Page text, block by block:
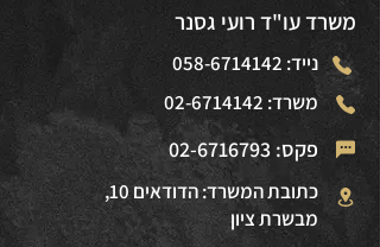
משרד עו"ד רועי גסנר
נייד: 058-6714142
משרד: 02-6714142
פקס: 02-6716793
כתובת המשרד: הדודאים 10,
מבשרת ציון